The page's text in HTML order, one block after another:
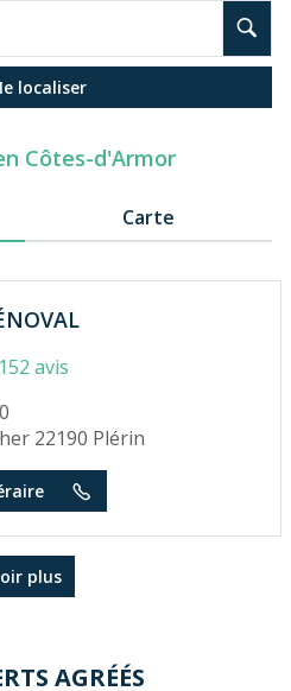
localiser
Côtes-d'Armor
Carte
152 avis
22190 Plérin
plus
AGRÉÉS